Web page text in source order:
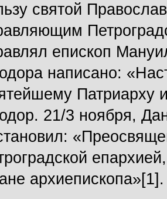
святой
епископ
написано:
Патриарху
21/3 ноября,
архиепископа»[1].